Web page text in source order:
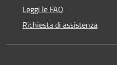
Leggi le FAQ
Richiesta di assistenza